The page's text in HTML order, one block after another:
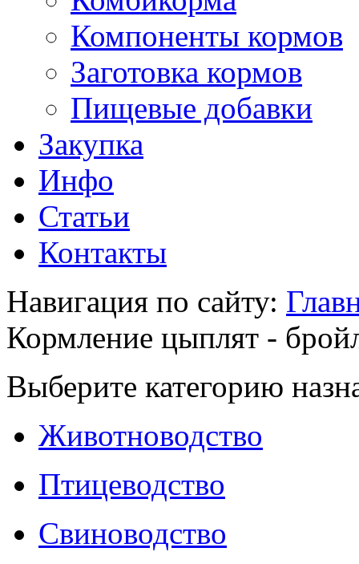
Компоненты кормов
Заготовка кормов
Пищевые добавки
Закупка
Инфо
Статьи
Контакты
Навигация по сайту:
Кормление цыплят -
Выберите категорию
Животноводство
Птицеводство
Свиноводство